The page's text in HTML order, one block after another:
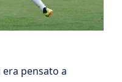
pensato a